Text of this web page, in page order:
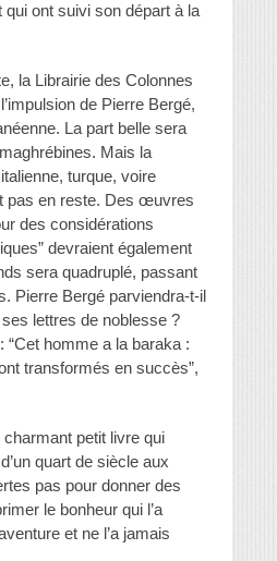
qui ont suivi son départ à la
la Librairie des Colonnes
de Pierre Bergé,
La part belle sera
Mais la
turque, voire
pas en reste. Des œuvres
des considérations
devraient également
sera quadruplé, passant
Pierre Bergé parviendra-t-il
ses lettres de noblesse ?
homme a la baraka :
transformés en succès”,
petit livre qui
quart de siècle aux
pas pour donner des
le bonheur qui l’a
et ne l’a jamais